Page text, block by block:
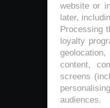
website or
later,
Processing
loyalty
content,
screens
audiences.